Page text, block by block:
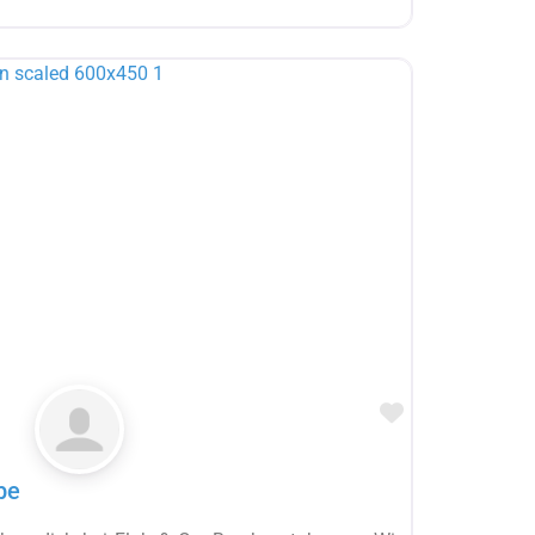
Favorit